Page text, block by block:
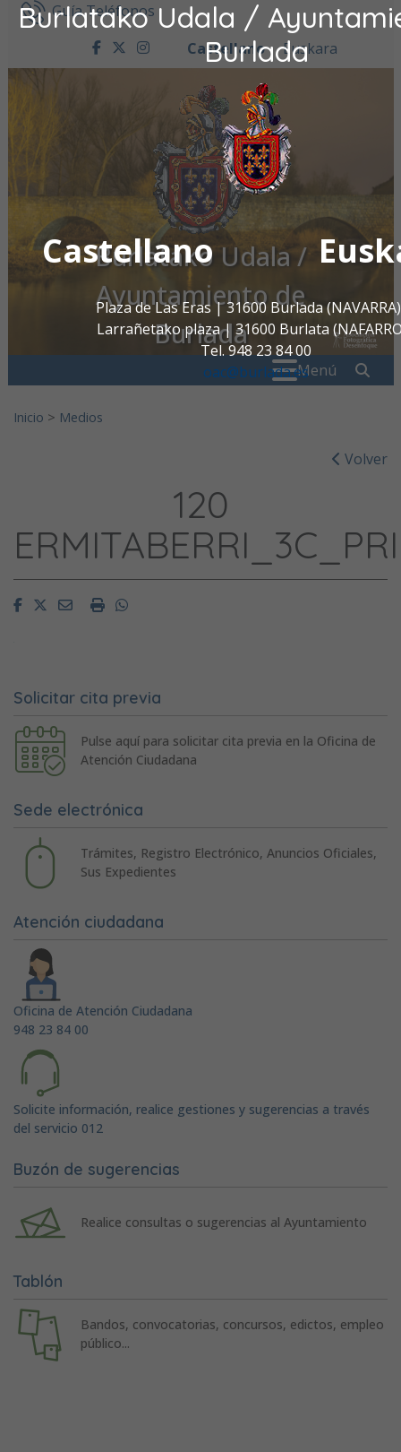
Burlatako Udala /
Burlada
Castellano
Plaza de Las Eras | 31600 Burlada (NAVARRA)
Larrañetako plaza | 31600 Burlata
Tel. 948 23 84 00
oac@burlada.es
Ir al contenidoGuía Teléfonos
facebook
twitter
instagram
Castellano Euskara
Burlatako Udala /
Ayuntamiento de
Burlada
Menú
Inicio > Medios
Volver
120
FacebookTwitterEmailImprimirWhatsapp
Solicitar cita previa
Pulse aquí para solicitar cita previa en la Oficina de
Atención Ciudadana
Sede electrónica
Trámites, Registro Electrónico, Anuncios Oficiales,
Sus Expedientes
Atención ciudadana
Oficina de Atención Ciudadana
948 23 84 00
Solicite información, realice gestiones y sugerencias a través
del servicio 012
Buzón de sugerencias
Realice consultas o sugerencias al Ayuntamiento
Tablón
Bandos, convocatorias, concursos, edictos, empleo
público...